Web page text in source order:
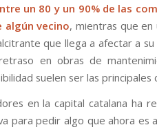
un 80 y un 90% de las
algún vecino, mientras que
que llega a afectar a
en obras de
suelen ser las principales
en la capital catalana ha
para pedir algo que ahora es